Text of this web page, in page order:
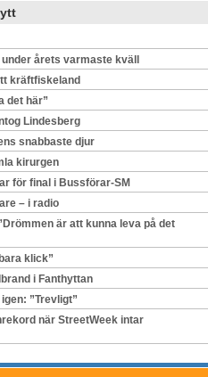
årets varmaste kväll
kräftfiskeland
det här”
Lindesberg
snabbaste djur
kirurgen
för final i Bussförar-SM
– i radio
är att kunna leva på det
klick”
i Fanthyttan
”Trevligt”
när StreetWeek intar